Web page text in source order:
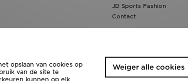
JD Sports Fashion
Contact
opslaan van cookies op
van de site te
kunnen op elk
Weiger alle cookies